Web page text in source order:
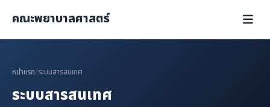
คณะพยาบาลศาสตร์
หน้าแรก/ระบบสารสนเทศ
ระบบสารสนเทศ